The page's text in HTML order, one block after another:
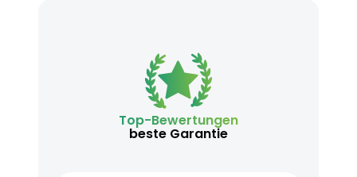
Top-Bewertungen
beste Garantie